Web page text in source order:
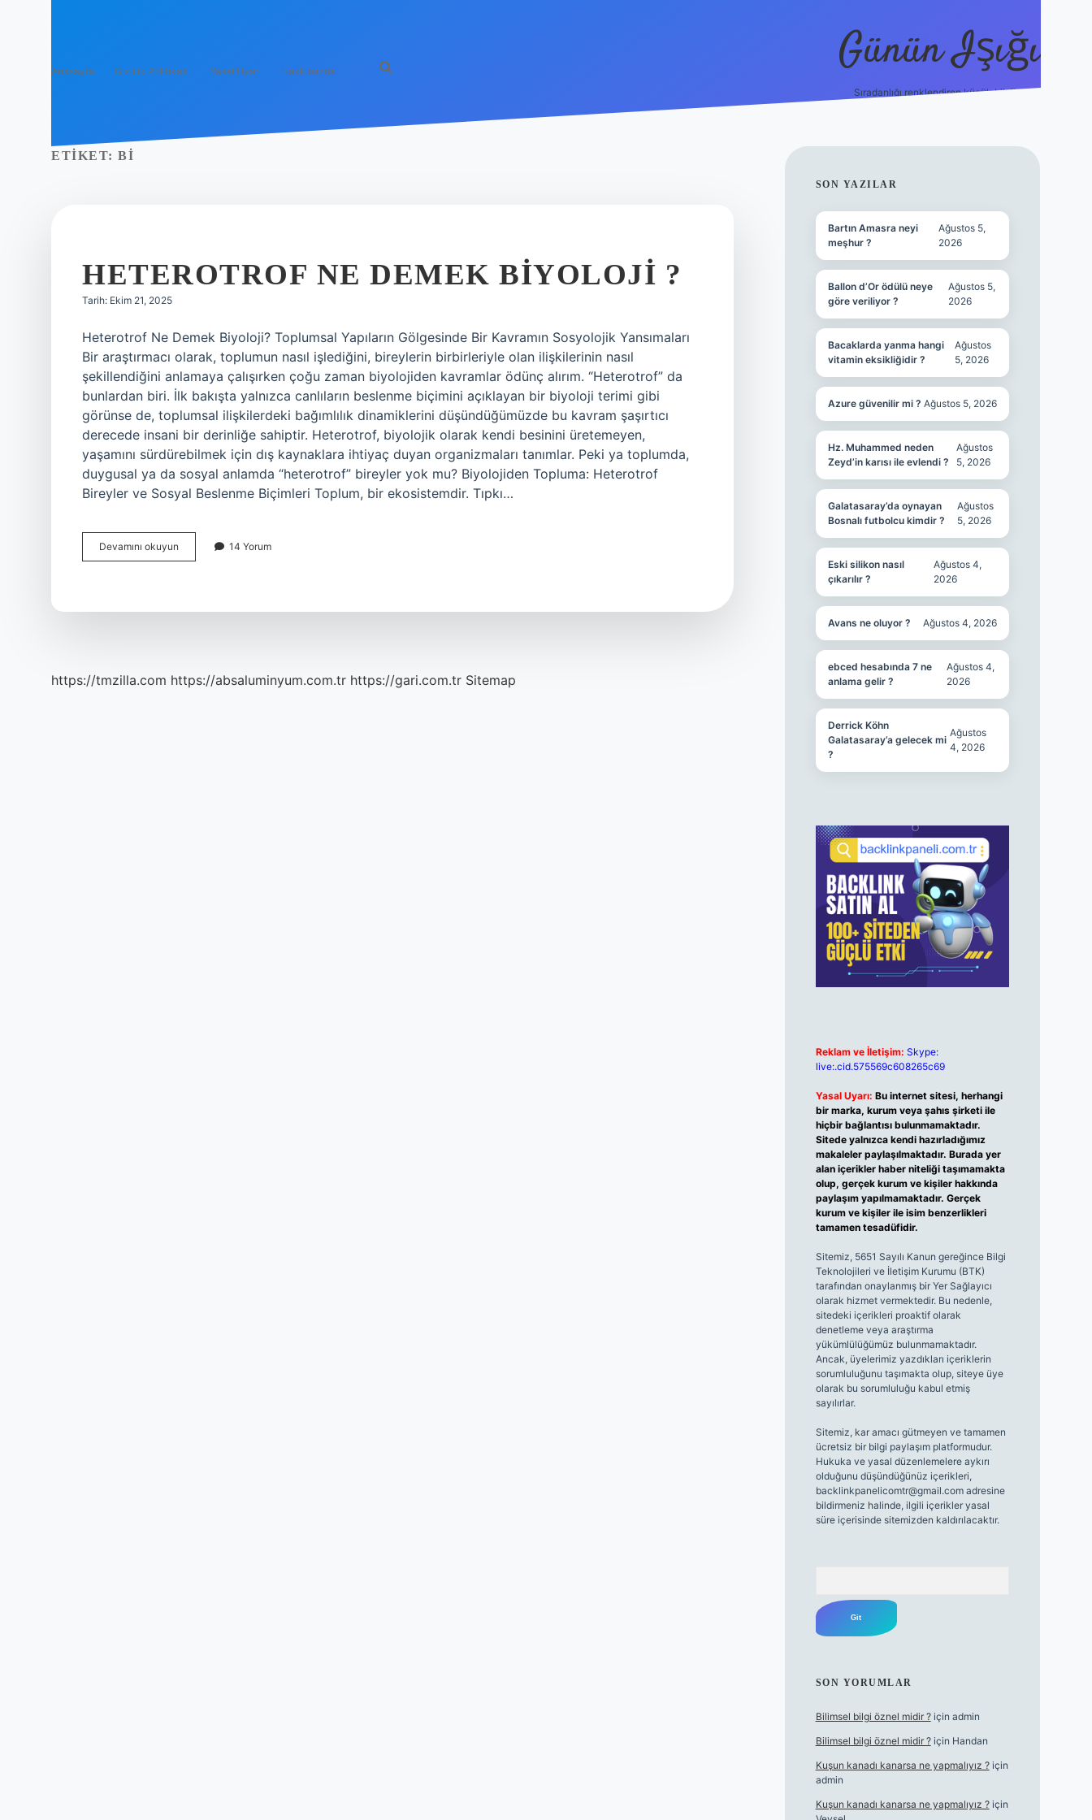
Anasayfa Gizlilik Politikası Yasal Uyarı Hakkımızda Günün Işığı
Sıradanlığı renklendiren küçük bilgiler.
ETIKET: BI
HETEROTROF NE DEMEK BIYOLOJI ?
Tarih: Ekim 21, 2025
Heterotrof Ne Demek Biyoloji? Toplumsal Yapıların Gölgesinde Bir Kavramın Sosyolojik Yansımaları
Bir araştırmacı olarak, toplumun nasıl işlediğini, bireylerin birbirleriyle olan ilişkilerinin nasıl
şekillendiğini anlamaya çalışırken çoğu zaman biyolojiden kavramlar ödünç alırım. “Heterotrof” da
bunlardan biri. İlk bakışta yalnızca canlıların beslenme biçimini açıklayan bir biyoloji terimi gibi
görünse de, toplumsal ilişkilerdeki bağımlılık dinamiklerini düşündüğümüzde bu kavram şaşırtıcı
derecede insani bir derinliğe sahiptir. Heterotrof, biyolojik olarak kendi besinini üretemeyen,
yaşamını sürdürebilmek için dış kaynaklara ihtiyaç duyan organizmaları tanımlar. Peki ya toplumda,
duygusal ya da sosyal anlamda “heterotrof” bireyler yok mu? Biyolojiden Topluma: Heterotrof
Bireyler ve Sosyal Beslenme Biçimleri Toplum, bir ekosistemdir. Tıpkı…
Devamını okuyun Heterotrof
ne
14 Yorum
https://tmzilla.com https://absaluminyum.com.tr https://gari.com.tr Sitemap
SIDEBAR
SON YAZILAR
Bartın Amasra neyi
meşhur ?
Ağustos 5,
2026
Ballon d’Or ödülü neye
göre veriliyor ?
Ağustos 5,
2026
Bacaklarda yanma hangi
vitamin eksikliğidir ?
Ağustos
5, 2026
Azure güvenilir mi ? Ağustos 5, 2026
Hz. Muhammed neden
Zeyd’in karısı ile evlendi ?
Ağustos
5, 2026
Galatasaray’da oynayan
Bosnalı futbolcu kimdir ?
Ağustos
5, 2026
Eski silikon nasıl
çıkarılır ?
Ağustos 4,
2026
Avans ne oluyor ? Ağustos 4, 2026
ebced hesabında 7 ne
anlama gelir ?
Ağustos 4,
2026
Derrick Köhn
Galatasaray’a gelecek mi
?
Ağustos
4, 2026
Reklam ve İletişim: Skype:
live:.cid.575569c608265c69
Yasal Uyarı: Bu internet sitesi, herhangi
bir marka, kurum veya şahıs şirketi ile
hiçbir bağlantısı bulunmamaktadır.
Sitede yalnızca kendi hazırladığımız
makaleler paylaşılmaktadır. Burada yer
alan içerikler haber niteliği taşımamakta
olup, gerçek kurum ve kişiler hakkında
paylaşım yapılmamaktadır. Gerçek
kurum ve kişiler ile isim benzerlikleri
tamamen tesadüfidir.
Sitemiz, 5651 Sayılı Kanun gereğince Bilgi
Teknolojileri ve İletişim Kurumu (BTK)
tarafından onaylanmış bir Yer Sağlayıcı
olarak hizmet vermektedir. Bu nedenle,
sitedeki içerikleri proaktif olarak
denetleme veya araştırma
yükümlülüğümüz bulunmamaktadır.
Ancak, üyelerimiz yazdıkları içeriklerin
sorumluluğunu taşımakta olup, siteye üye
olarak bu sorumluluğu kabul etmiş
sayılırlar.
Sitemiz, kar amacı gütmeyen ve tamamen
ücretsiz bir bilgi paylaşım platformudur.
Hukuka ve yasal düzenlemelere aykırı
olduğunu düşündüğünüz içerikleri,
backlinkpanelicomtr@gmail.comadresine
bildirmeniz halinde, ilgili içerikler yasal
süre içerisinde sitemizden kaldırılacaktır.
SON YORUMLAR
Bilimsel bilgi öznel midir ?için admin
Bilimsel bilgi öznel midir ?için Handan
Kuşun kanadı kanarsa ne yapmalıyız ?için
admin
Kuşun kanadı kanarsa ne yapmalıyız ?için
grand opera bet giriş